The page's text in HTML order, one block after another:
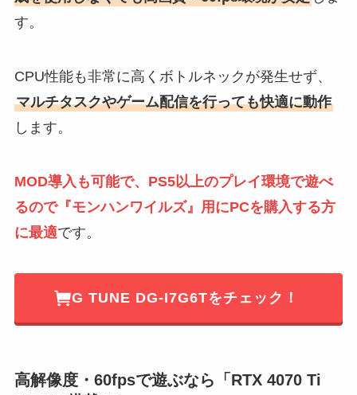
す。
CPU性能も非常に高くボトルネックが発生せず、
マルチタスクやゲーム配信を行っても快適に動作
します。
MOD導入も可能で、PS5以上のプレイ環境で遊べ
るので『モンハンワイルズ』用にPCを購入する方
に最適です。
G TUNE DG-I7G6Tをチェック！
高解像度・60fpsで遊ぶなら「RTX 4070 Ti